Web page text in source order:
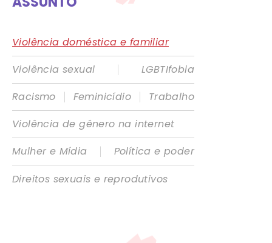
Violência doméstica e familiar
Violência sexual
|
LGBTIfobia
Racismo
| Feminicídio |
Trabalho
Violência de gênero na internet
Mulher e Mídia
|
Política e poder
Direitos sexuais e reprodutivos